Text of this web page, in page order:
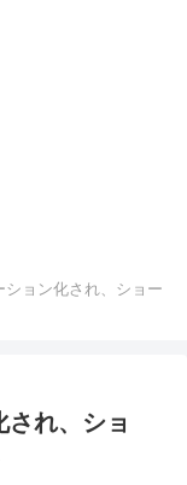
ョン化され、ショー
れ、ショ